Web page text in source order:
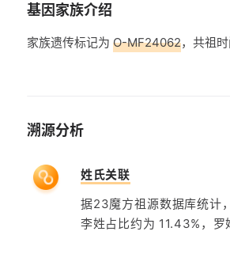
基因家族介绍
家族遗传标记为 O-MF24062，共祖
溯源分析
姓氏关联
据23魔方祖源数据库统计
李姓占比约为 11.43%，罗